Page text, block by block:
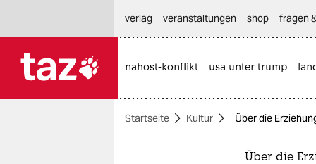
themen
verlag
veranstaltungen shop fragen
nahost-konflikt usa unter trump
Startseite Kultur Über die
Über die